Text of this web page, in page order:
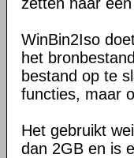
WinBin2Iso
het
bestand op te
functies, maar
Het gebruikt
dan 2GB en is